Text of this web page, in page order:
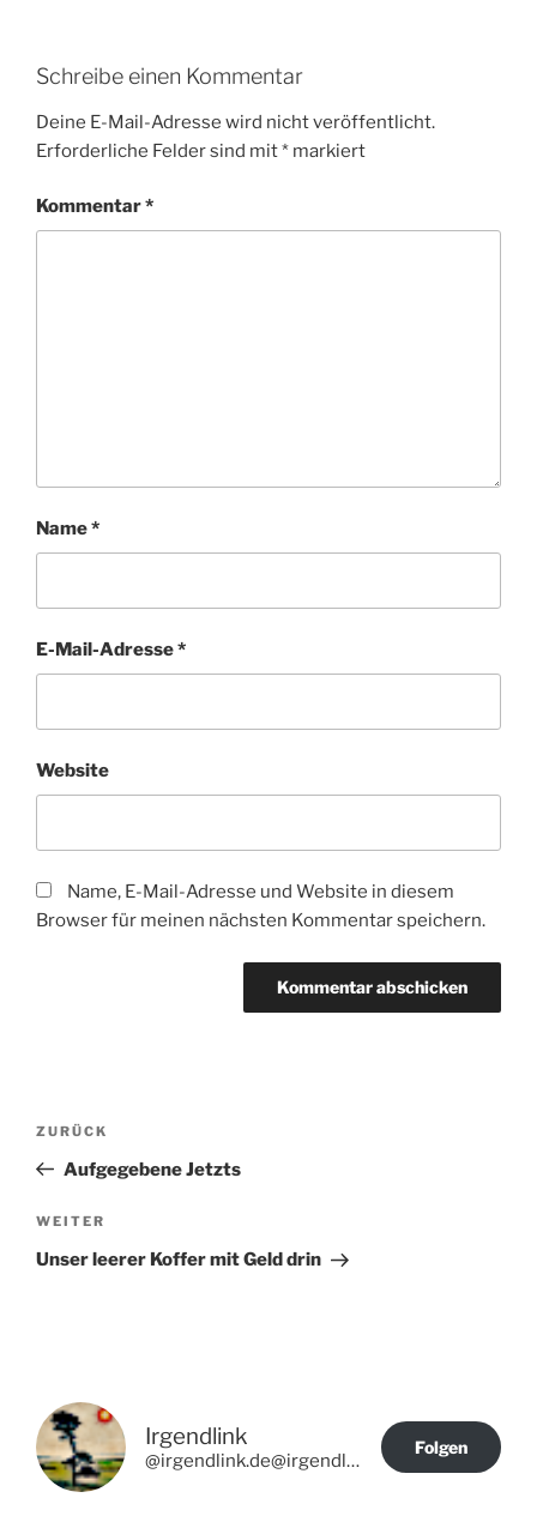
Schreibe einen Kommentar
Deine E-Mail-Adresse wird nicht veröffentlicht.
Erforderliche Felder sind mit* markiert
Kommentar*
Name*
E-Mail-Adresse*
Website
Name, E-Mail-Adresse und Website in diesem
Browser für meinen nächsten Kommentar speichern.
Beitragsnavigation
Vorheriger
Beitrag
ZURÜCK
Aufgegebene Jetzts
Nächster
Beitrag
WEITER
Unser leerer Koffer mit Geld drin
Irgendlink
@irgendlink.de@irgendlink.de
Folgen